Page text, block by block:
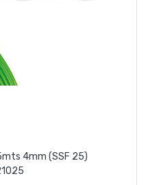
4mm (SSF 25)